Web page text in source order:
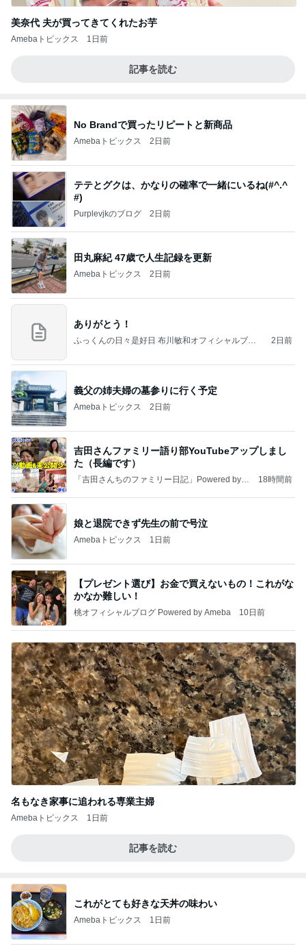
美奈代 夫が買ってきてくれたお芋
Amebaトピックス 1日前
記事を読む
No Brandで買ったリピートと新商品
Amebaトピックス 2日前
テテとグクは、かなりの確率で一緒にいるね(#^.^
#)
Purplevjkのブログ 2日前
田丸麻紀 47歳で人生記録を更新
Amebaトピックス 2日前
ありがとう！
ふっくんの日々是好日 布川敏和オフィシャルブロ
2日前
義父の姉夫婦の墓参りに行く予定
Amebaトピックス 2日前
吉田さんファミリー語り部YouTubeアップしまし
た（長編です）
「吉田さんちのファミリー日記」Powered by A
18時間前
娘と退院できず先生の前で号泣
Amebaトピックス 1日前
【プレゼント選び】お金で買えないもの！これがな
かなか難しい！
桃オフィシャルブログ Powered by Ameba 10日前
名もなき家事に追われる専業主婦
Amebaトピックス 1日前
記事を読む
これがとても好きな天丼の味わい
Amebaトピックス 1日前